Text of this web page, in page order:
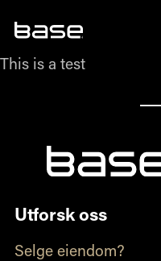
This is a test
Utforsk oss
Selge eiendom?